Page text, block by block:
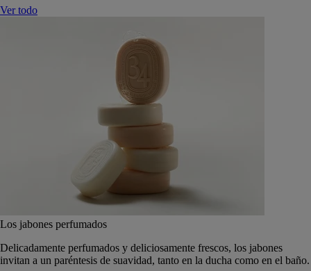
Ver todo
Los jabones perfumados
Delicadamente perfumados y deliciosamente frescos, los jabones
invitan a un paréntesis de suavidad, tanto en la ducha como en el baño.